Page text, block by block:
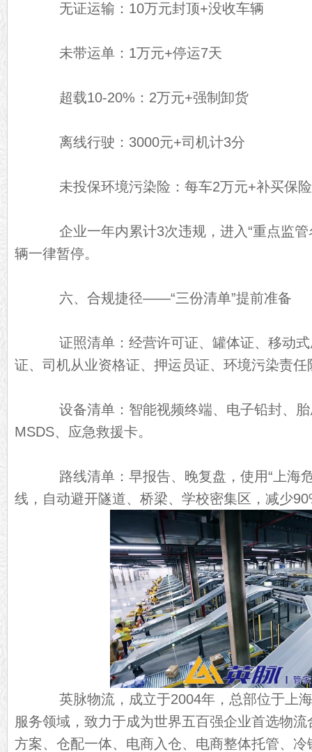
无证运输：10万元封顶+没收车辆
未带运单：1万元+停运7天
超载10-20%：2万元+强制卸货
离线行驶：3000元+司机计3分
未投保环境污染险：每车2万元+补买保险
企业一年内累计3次违规，进入“重点监管
辆一律暂停。
六、合规捷径——“三份清单”提前准备
证照清单：经营许可证、罐体证、移动式
证、司机从业资格证、押运员证、环境污染责任
设备清单：智能视频终端、电子铅封、胎
MSDS、应急救援卡。
路线清单：早报告、晚复盘，使用“上海
线，自动避开隧道、桥梁、学校密集区，减少
英脉物流，成立于2004年，总部位于上海
服务领域，致力于成为世界五百强企业首选物
方案、仓配一体、电商入仓、电商整体托管、